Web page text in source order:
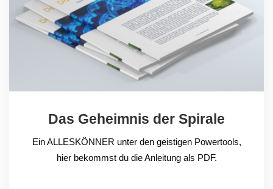
Das Geheimnis der Spirale
Ein ALLESKÖNNER unter den geistigen Powertools,
hier bekommst du die Anleitung als PDF.